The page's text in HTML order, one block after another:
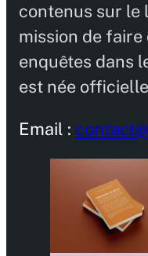
contenus sur le
mission de
enquêtes dans
est née
Email :